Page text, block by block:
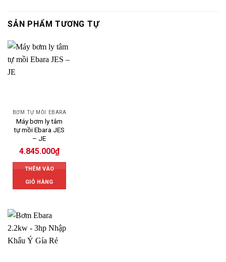
SẢN PHẨM TƯƠNG TỰ
BƠM TỰ MỒI EBARA
Máy bơm ly tâm
tự mồi Ebara JES
– JE
4.845.000₫
THÊM VÀO
GIỎ HÀNG